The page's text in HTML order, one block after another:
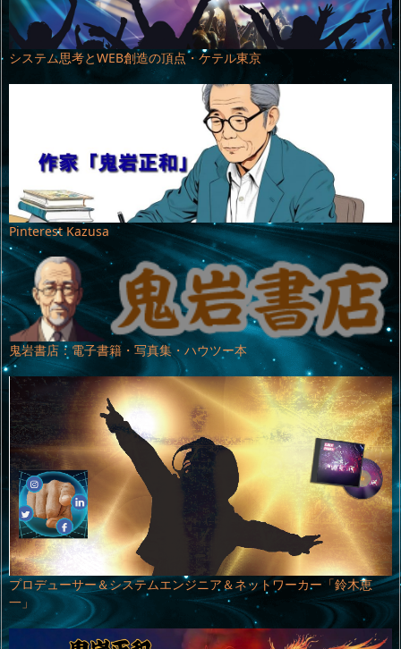
システム思考とWEB創造の頂点・ケテル東京
Pinterest Kazusa
鬼岩書店：電子書籍・写真集・ハウツー本
プロデューサー＆システムエンジニア＆ネットワーカー「鈴木恵
一」